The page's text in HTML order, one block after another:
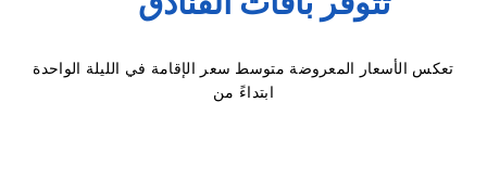
تعكس الأسعار المعروضة متوسط سعر الإقامة في الليلة الواحدة
ابتداءً من